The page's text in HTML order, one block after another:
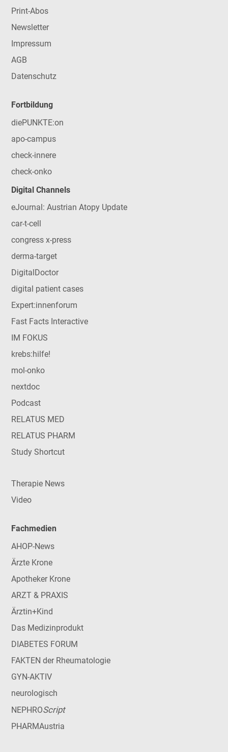
Print-Abos
Newsletter
Impressum
AGB
Datenschutz
Fortbildung
diePUNKTE:on
apo-campus
check-innere
check-onko
Digital Channels
eJournal: Austrian Atopy Update
car-t-cell
congress x-press
derma-target
DigitalDoctor
digital patient cases
Expert:innenforum
Fast Facts Interactive
IM FOKUS
krebs:hilfe!
mol-onko
nextdoc
Podcast
RELATUS MED
RELATUS PHARM
Study Shortcut
Therapie News
Video
Fachmedien
AHOP-News
Ärzte Krone
Apotheker Krone
ARZT & PRAXIS
Ärztin+Kind
Das Medizinprodukt
DIABETES FORUM
FAKTEN der Rheumatologie
GYN-AKTIV
neurologisch
NEPHROScript
PHARMAustria